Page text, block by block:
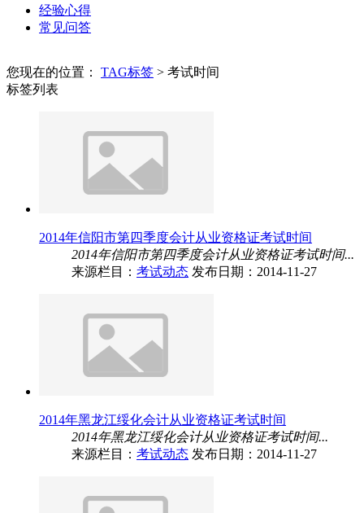
经验心得
常见问答
您现在的位置： TAG标签 > 考试时间
标签列表
2014年信阳市第四季度会计从业资格证考试时间
2014年信阳市第四季度会计从业资格证考试时间...
来源栏目： 考试动态 发布日期：2014-11-27
2014年黑龙江绥化会计从业资格证考试时间
2014年黑龙江绥化会计从业资格证考试时间...
来源栏目： 考试动态 发布日期：2014-11-27